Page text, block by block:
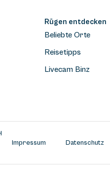
Rügen entdecken
Beliebte Orte
Reisetipps
Livecam Binz
Impressum
Datenschutz